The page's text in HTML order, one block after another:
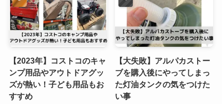
【2023年】コストコのキャ
ンプ用品やアウトドアグッ
ズが熱い！子ども用品もお
すすめ
【大失敗】アルパカストー
ブを購入後にやってしまっ
た灯油タンクの気をつけた
い事